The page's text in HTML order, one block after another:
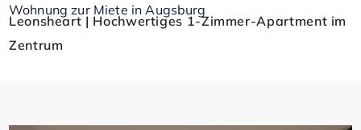
Wohnung zur Miete in Augsburg
Leonsheart | Hochwertiges 1-Zimmer-Apartment im
Zentrum